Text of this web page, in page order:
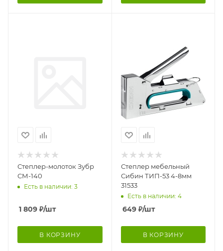
Степлер-молоток Зубр
СМ-140
Есть в наличии: 3
1 809 ₽/шт
В КОРЗИНУ
Степлер мебельный
Сибин ТИП-53 4-8мм
31533
Есть в наличии: 4
649₽/шт
В КОРЗИНУ